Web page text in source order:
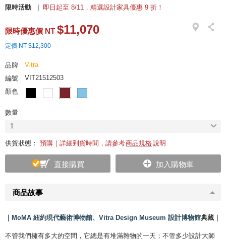
限時活動 即日起至 8/11，精選設計家具優惠 9 折！
商品故事
｜MoMA 紐約現代藝術博物館、Vitra Design Museum 設計博物館典藏
不管我們擁有多大的空間，它總是有堆滿雜物的一天；不管多少設計大師
限時優惠價 NT $11,070
定價 NT $12,300
品牌
Vitra
編號
VIT21512503
顏色
數量
1
供貨狀態： 預購｜詳細到貨時間，請參考商品規格說明
直接購買 加入購物車